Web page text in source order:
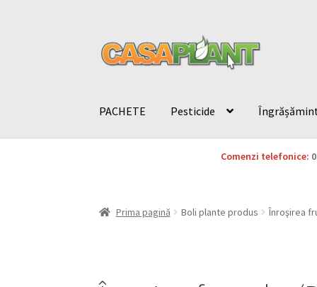
PACHETE Pesticide
Comenzi telefonice:
Prima pagină Boli plante produs Înroşirea